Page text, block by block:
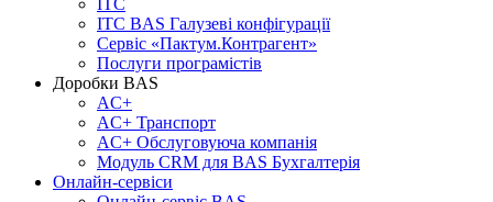
ІТС
ІТС BAS Галузеві конфігурації
Сервіс «Пактум.Контрагент»
Послуги програмістів
Доробки BAS
AC+
AC+ Транспорт
AC+ Обслуговуюча компанія
Модуль CRM для BAS Бухгалтерія
Онлайн-сервіси